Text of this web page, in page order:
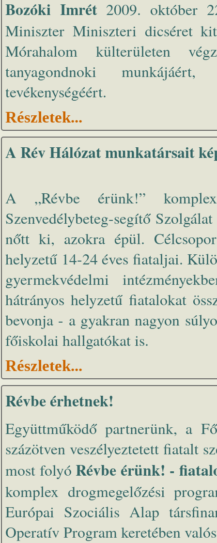
Bozóki Imrét2009. október
Miniszter Miniszteri dicséret
Mórahalom külterületen
tanyagondnoki
tevékenységéért.
Részletek...
A Rév Hálózat munkatársait
A „Révbe érünk!”
Szenvedélybeteg-segítő
nőtt ki, azokra épül.
helyzetű 14-24 éves fiataljai.
gyermekvédelmi
hátrányos helyzetű fiatalokat
bevonja - a gyakran nagyon
főiskolai hallgatókat is.
Részletek...
Révbe érhetnek!
Együttműködő partnerünk, a
százötven veszélyeztetett fiatalt
most folyóRévbe érünk! -
komplex drogmegelőzési
Európai Szociális Alap
Operatív Program keretében